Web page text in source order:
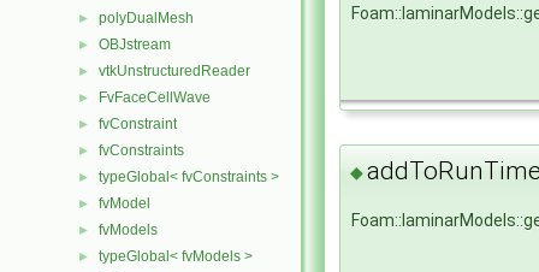
► polyDualMesh
► OBJstream
► vtkUnstructuredReader
► FvFaceCellWave
► fvConstraint
► fvConstraints
► typeGlobal< fvConstraints >
► fvModel
► fvModels
► typeGlobal< fvModels >
◆